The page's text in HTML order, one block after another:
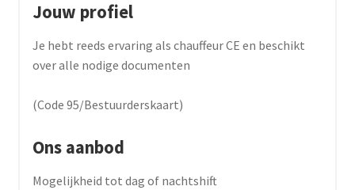
Jouw profiel
Je hebt reeds ervaring als chauffeur CE en beschikt
over alle nodige documenten
(Code 95/Bestuurderskaart)
Ons aanbod
Mogelijkheid tot dag of nachtshift